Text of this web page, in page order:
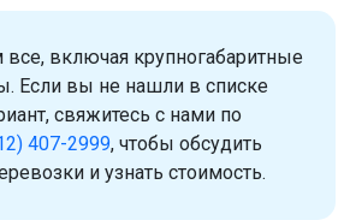
включая крупногабаритные
Если вы не нашли в списке
свяжитесь с нами по
407-2999, чтобы обсудить
и узнать стоимость.